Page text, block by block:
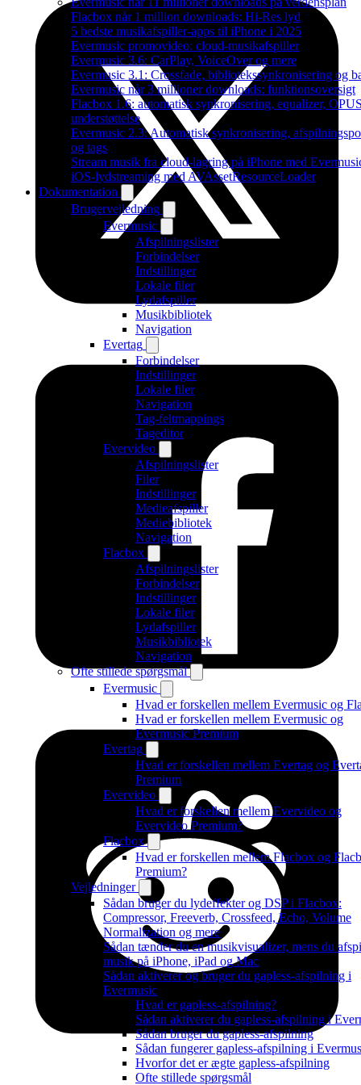
Flacbox når 1 million downloads: Hi-Res lyd
5 bedste musikafspiller-apps til iPhone i 2025
Evermusic promovideo: cloud-musikafspiller
Evermusic 3.6: CarPlay, VoiceOver og mere
Evermusic 3.1: Crossfade, bibliotekssynkronisering og
Evermusic når 3 millioner downloads: funktionsoversigt
Flacbox 1.6: automatisk synkronisering, equalizer,
understøttelse
Evermusic 2.3: Automatisk synkronisering,
og tags
Stream musik fra cloud-lagring på iPhone med
iOS-lydstreaming med AVAssetResourceLoader
Dokumentation
Brugervejledning
Evermusic
Afspilningslister
Forbindelser
Indstillinger
Lokale filer
Lydafspiller
Musikbibliotek
Navigation
Evertag
Forbindelser
Indstillinger
Lokale filer
Navigation
Tag-feltmappings
Tageditor
Evervideo
Afspilningslister
Filer
Indstillinger
Medieafspiller
Mediebibliotek
Navigation
Flacbox
Afspilningslister
Forbindelser
Indstillinger
Lokale filer
Lydafspiller
Musikbibliotek
Navigation
Ofte stillede spørgsmål
Evermusic
Hvad er forskellen mellem Evermusic og
Hvad er forskellen mellem Evermusic og
Evermusic Premium
Evertag
Hvad er forskellen mellem Evertag og
Premium
Evervideo
Hvad er forskellen mellem Evervideo og
Evervideo Premium?
Flacbox
Hvad er forskellen mellem Flacbox og
Premium?
Vejledninger
Sådan bruger du lydeffekter og DSP i Flacbox:
Compressor, Freeverb, Crossfeed, Echo, Volume
Normalization og mere
Sådan tænder du en musikvisualizer, mens du
musik på iPhone, iPad og Mac
Sådan aktiverer og bruger du gapless-afspilning i
Evermusic
Hvad er gapless-afspilning?
Sådan aktiverer du gapless-afspilning i
Sådan bruger du gapless-afspilning
Sådan fungerer gapless-afspilning i
Hvorfor det er ægte gapless-afspilning
Ofte stillede spørgsmål